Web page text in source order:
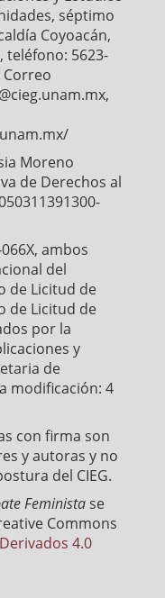
séptimo
Coyoacán,
teléfono: 5623-
Correo
Moreno
de Derechos al
ambos
del
de Licitud de
de Licitud de
por la
y
de
modificación: 4
con firma son
y autoras y no
del CIEG.
Feministase
Commons
4.0